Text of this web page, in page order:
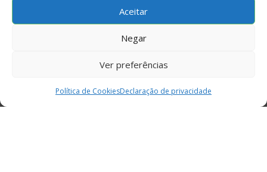
Aceitar
Negar
Ver preferências
Política de CookiesDeclaração de privacidade